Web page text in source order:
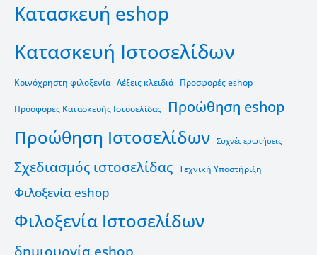
Κατασκευή eshop
Κατασκευή Ιστοσελίδων
Κοινόχρηστη φιλοξενία Λέξεις κλειδιά Προσφορές eshop
Προσφορές Κατασκευής Ιστοσελίδας Προώθηση eshop
Προώθηση Ιστοσελίδων Συχνές ερωτήσεις
Σχεδιασμός ιστοσελίδας Τεχνική Υποστήριξη
Φιλοξενία eshop
Φιλοξενία Ιστοσελίδων